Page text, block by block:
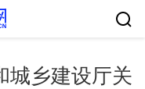
城乡建设厅关